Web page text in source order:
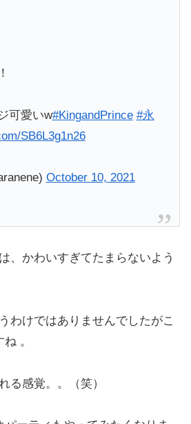
可愛いw#KingandPrince #永
SB6L3g1n26
October 10, 2021
、かわいすぎてたまらないよう
わけではありませんでしたがこ
。
る感覚。。（笑）